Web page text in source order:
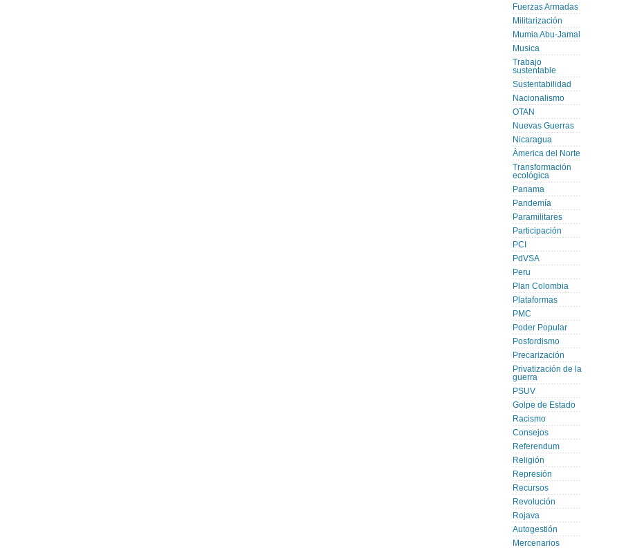
Fuerzas Armadas
Militarización
Mumia Abu-Jamal
Musica
Trabajo
sustentable
Sustentabilidad
Nacionalismo
OTAN
Nuevas Guerras
Nicaragua
Àmerica del Norte
Transformación
ecológica
Panama
Pandemía
Paramilitares
Participación
PCI
PdVSA
Peru
Plan Colombia
Plataformas
PMC
Poder Popular
Posfordismo
Precarización
Privatización de la
guerra
PSUV
Golpe de Estado
Racismo
Consejos
Referendum
Religión
Represión
Recursos
Revolución
Rojava
Autogestión
Mercenarios